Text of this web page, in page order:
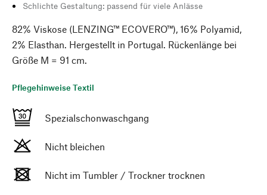
Schlichte Gestaltung: passend für viele Anlässe
82% Viskose (LENZING™ ECOVERO™), 16% Polyamid,
2% Elasthan. Hergestellt in Portugal. Rückenlänge bei
Größe M = 91 cm.
Pflegehinweise Textil
Spezialschonwaschgang
Nicht bleichen
Nicht im Tumbler / Trockner trocknen